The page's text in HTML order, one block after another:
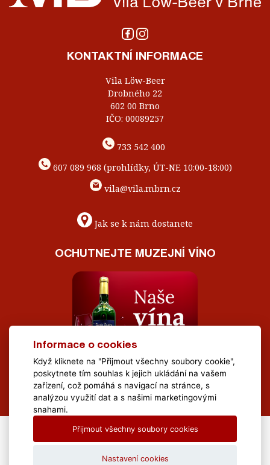
KONTAKTNÍ INFORMACE
Vila Löw-Beer
Drobného 22
602 00 Brno
IČO: 00089257
733 542 400
607 089 968 (prohlídky, ÚT-NE 10:00-18:00)
vila@vila.mbrn.cz
Jak se k nám dostanete
OCHUTNEJTE MUZEJNÍ VÍNO
All Rights Reserved Muzeum Brněnska © 2020, Webdesign by
Informace o cookies
Když kliknete na "Přijmout všechny soubory cookie",
poskytnete tím souhlas k jejich ukládání na vašem
zařízení, což pomáhá s navigací na stránce, s
analýzou využití dat a s našimi marketingovými
snahami.
Přijmout všechny soubory cookies
Nastavení cookies